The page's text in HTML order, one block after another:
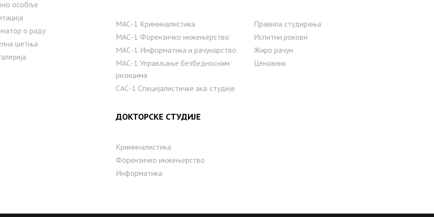
особље
о раду
шетња
МАС-1 Криминалистика
МАС-1 Форензичко инжењерство
МАС-1 Информатика и рачунарство
MAС-1 Управљање безбедносним
ризицима
САС-1 Специјалистичке ака. студије
ДОКТОРСКЕ СТУДИЈЕ
Криминалистика
Форензичко инжењерство
Информатика
Правила студирања
Испитни рокови
Жиро рачун
Ценовник